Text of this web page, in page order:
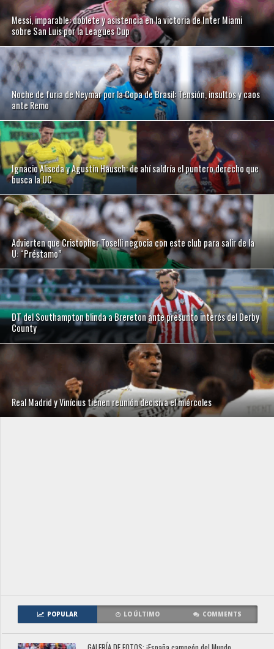
Messi, imparable: doblete y asistencia en la victoria de Inter Miami
sobre San Luis por la Leagues Cup
Noche de furia de Neymar por la Copa de Brasil: Tensión, insultos y caos
ante Remo
Ignacio Aliseda y Agustín Hausch: de ahí saldría el puntero derecho que
busca la UC
Advierten que Cristopher Toselli negocia con este club para salir de la
U: “Préstamo”
DT del Southampton blinda a Brereton ante presunto interés del Derby
County
Real Madrid y Vinícius tienen reunión decisiva el miércoles
POPULAR LO ÚLTIMO COMMENTS